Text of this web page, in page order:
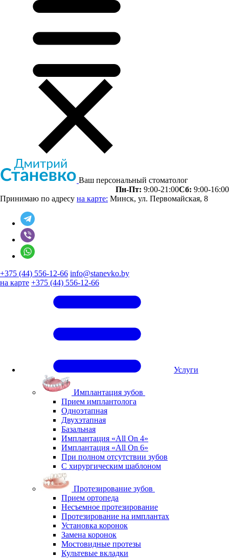
Ваш персональный стоматолог
Пн-Пт: 9:00-21:00Сб: 9:00-16:00
Принимаю по адресу на карте: Минск, ул. Первомайская, 8
+375 (44) 556-12-66 info@stanevko.by
на карте +375 (44) 556-12-66
Услуги
Имплантация зубов
Прием имплантолога
Одноэтапная
Двухэтапная
Базальная
Имплантация «All On 4»
Имплантация «All On 6»
При полном отсутствии зубов
С хирургическим шаблоном
Протезирование зубов
Прием ортопеда
Несъемное протезирование
Протезирование на имплантах
Установка коронок
Замена коронок
Мостовидные протезы
Культевые вкладки